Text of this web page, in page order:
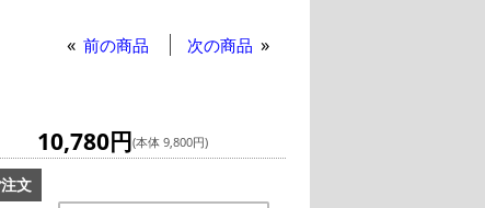
前の商品 次の商品
10,780円(本体 9,800円)
文